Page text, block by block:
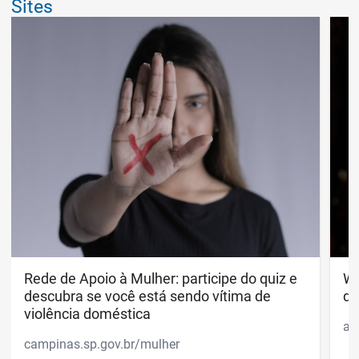
Sites
Rede de Apoio à Mulher: participe do quiz e
Rede de Apoio à Mulher: participe do quiz e
descubra se você está sendo vítima de
violência doméstica
campinas.sp.gov.br/mulher